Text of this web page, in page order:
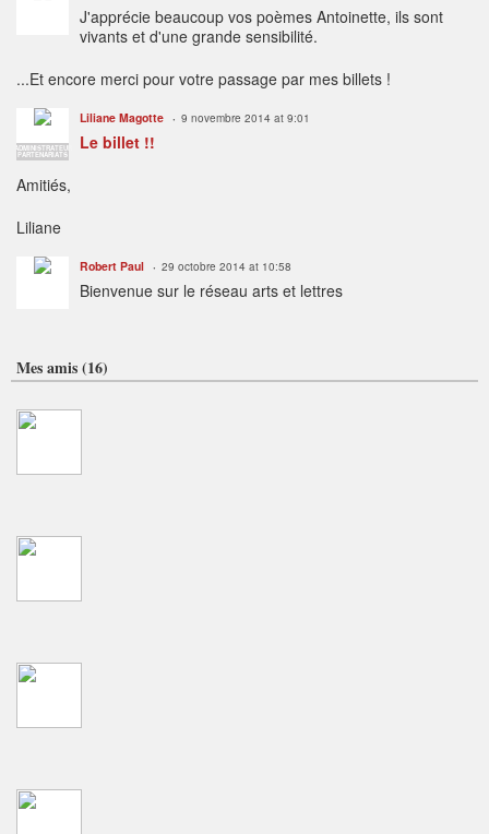
J'apprécie beaucoup vos poèmes Antoinette, ils sont
vivants et d'une grande sensibilité.
...Et encore merci pour votre passage par mes billets !
ADMINISTRATEUR
PARTENARIATS
Liliane Magotte 9 novembre 2014 at 9:01
Le billet !!
Amitiés,
Liliane
Robert Paul 29 octobre 2014 at 10:58
Bienvenue sur le réseau arts et lettres
Mes amis (16)